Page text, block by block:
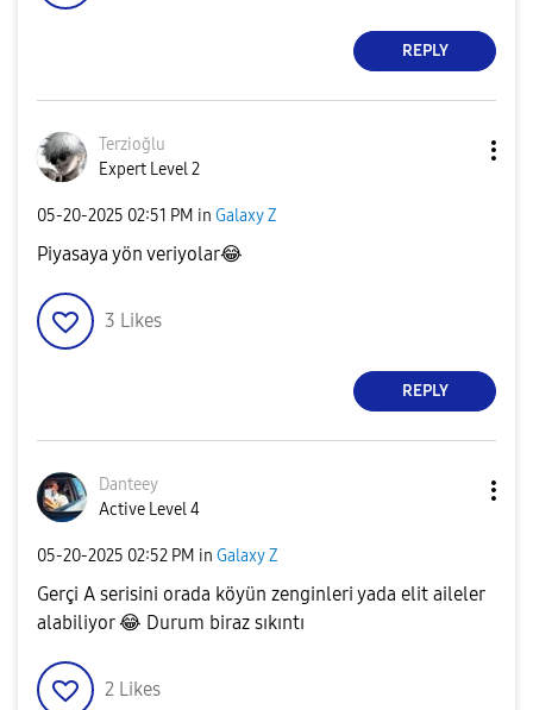
REPLY
Terzioğlu
Expert Level 2
‎05-20-2025 02:51 PM in Galaxy Z
Piyasaya yön veriyolar😂
3 Likes
REPLY
Danteey
Active Level 4
‎05-20-2025 02:52 PM in Galaxy Z
Gerçi A serisini orada köyün zenginleri yada elit aileler
alabiliyor😂 Durum biraz sıkıntı
2 Likes